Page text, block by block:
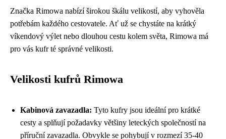
Značka Rimowa nabízí širokou škálu velikostí, aby vyhověla
potřebám každého cestovatele. Ať už se chystáte na krátký
víkendový výlet nebo dlouhou cestu kolem světa, Rimowa má
pro vás kufr té správné velikosti.
Velikosti kufrů Rimowa
Kabinová zavazadla: Tyto kufry jsou ideální pro krátké
cesty a splňují požadavky většiny leteckých společností na
příruční zavazadla. Obvykle se pohybují v rozmezí 35-40